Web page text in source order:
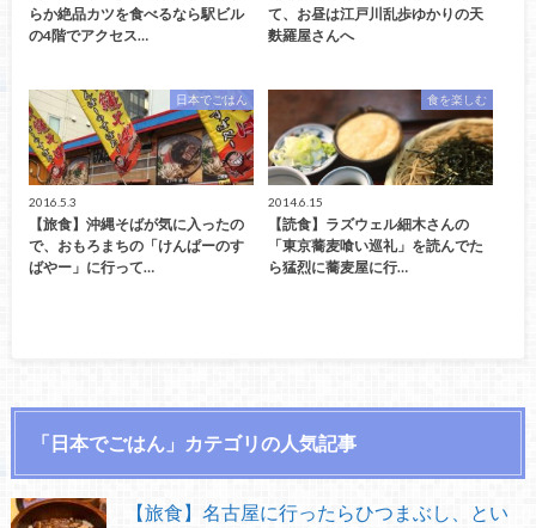
らか絶品カツを食べるなら駅ビル
の4階でアクセス…
て、お昼は江戸川乱歩ゆかりの天
麩羅屋さんへ
日本でごはん
2016.5.3
【旅食】沖縄そばが気に入ったの
で、おもろまちの「けんぱーのす
ばやー」に行って…
食を楽しむ
2014.6.15
【読食】ラズウェル細木さんの
「東京蕎麦喰い巡礼」を読んでた
ら猛烈に蕎麦屋に行…
「日本でごはん」カテゴリの人気記事
【旅食】名古屋に行ったらひつまぶし、とい